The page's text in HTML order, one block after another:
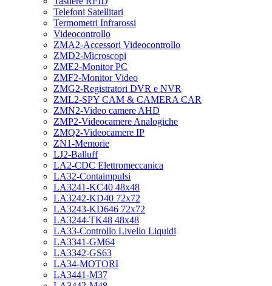
Telefoni Satellitari
Termometri Infrarossi
Videocontrollo
ZMA2-Accessori Videocontrollo
ZMD2-Microscopi
ZME2-Monitor PC
ZMF2-Monitor Video
ZMG2-Registratori DVR e NVR
ZML2-SPY CAM & CAMERA CAR
ZMN2-Video camere AHD
ZMP2-Videocamere Analogiche
ZMQ2-Videocamere IP
ZN1-Memorie
LJ2-Balluff
LA2-CDC Elettromeccanica
LA32-Contaimpulsi
LA3241-KC40 48x48
LA3242-KD40 72x72
LA3243-KD646 72x72
LA3244-TK48 48x48
LA33-Controllo Livello Liquidi
LA3341-GM64
LA3342-GS63
LA34-MOTORI
LA3441-M37